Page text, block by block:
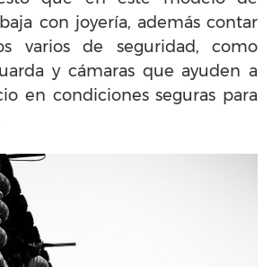
con joyería, además contar
varios de seguridad, como
y cámaras que ayuden a
en condiciones seguras para